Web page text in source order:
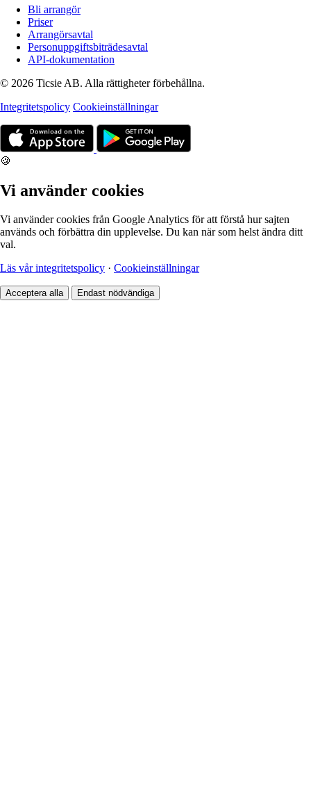
Bli arrangör
Priser
Arrangörsavtal
Personuppgiftsbiträdesavtal
API-dokumentation
© 2026 Ticsie AB. Alla rättigheter förbehållna.
Integritetspolicy Cookieinställningar
🍪
Vi använder cookies
Vi använder cookies från Google Analytics för att förstå hur sajten
används och förbättra din upplevelse. Du kan när som helst ändra ditt
val.
Läs vår integritetspolicy · Cookieinställningar
Acceptera alla Endast nödvändiga